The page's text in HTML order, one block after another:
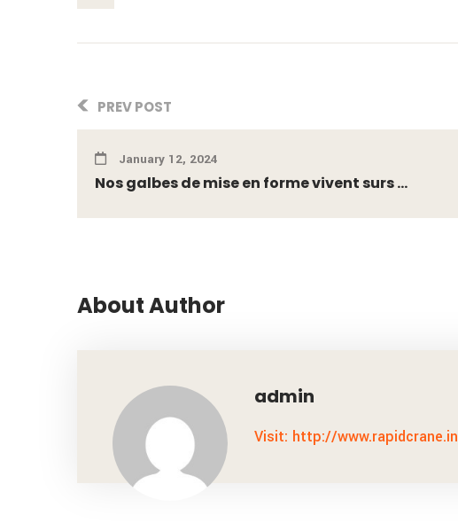
PREV POST
January 12, 2024
Nos galbes de mise en forme vivent surs ...
About Author
admin
Visit: http://www.rapidcrane.in